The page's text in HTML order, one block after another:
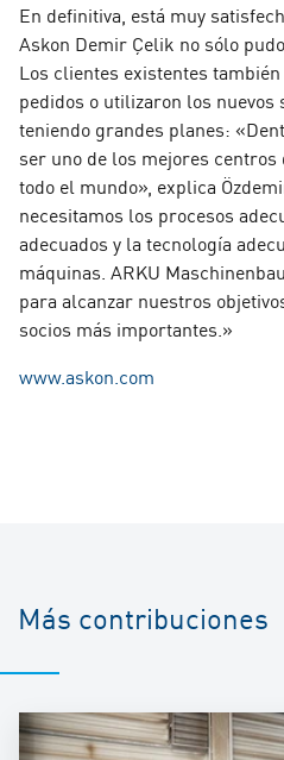
En definitiva, está muy
Askon Demir Çelik no sólo
Los clientes existentes
pedidos o utilizaron los
teniendo grandes planes:
ser uno de los mejores
todo el mundo», explica
necesitamos los procesos
adecuados y la tecnología
máquinas. ARKU
para alcanzar nuestros
socios más importantes.»
www.askon.com
Más contribuciones